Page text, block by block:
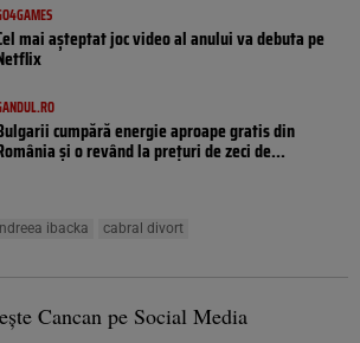
mai așteptat joc video al anului va debuta pe
cumpără energie aproape gratis din
și o revând la prețuri de zeci de...
ibacka cabral divort
Cancan pe Social Media